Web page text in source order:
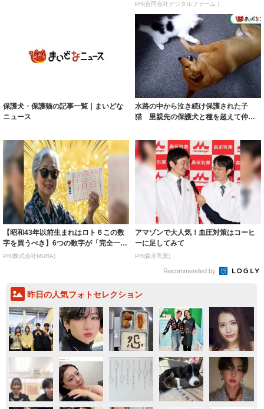
PR(合同会社デジタルファーム )
保護犬・保護猫の記事一覧｜まいどな
ニュース
水路の中から泣き続け保護された子
猫 里親先の保護犬と種を超えて仲良
【昭和43年以前生まれはロト６この数
字を買うべき】6つの数字が「完全一
致」する方...
PR(株式会社MURA)
アマゾンで大人気！血圧対策はコーヒ
ーに足してみて
PR(森永乳業)
Recommended by
昨日の人気フォトセレクション